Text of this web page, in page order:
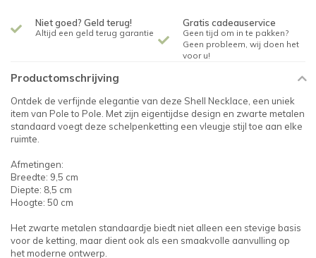
Niet goed? Geld terug!
Altijd een geld terug garantie
Gratis cadeauservice
Geen tijd om in te pakken?
Geen probleem, wij doen het
voor u!
Productomschrijving
Ontdek de verfijnde elegantie van deze Shell Necklace, een uniek
item van Pole to Pole. Met zijn eigentijdse design en zwarte metalen
standaard voegt deze schelpenketting een vleugje stijl toe aan elke
ruimte.
Afmetingen:
Breedte: 9,5 cm
Diepte: 8,5 cm
Hoogte: 50 cm
Het zwarte metalen standaardje biedt niet alleen een stevige basis
voor de ketting, maar dient ook als een smaakvolle aanvulling op
het moderne ontwerp.